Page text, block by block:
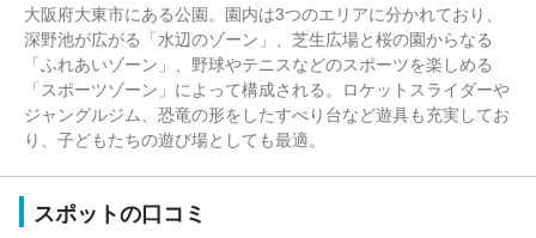
大阪府大東市にある公園。園内は3つのエリアに分かれており、
深野池が広がる「水辺のゾーン」、芝生広場と桜の園からなる
「ふれあいゾーン」、野球やテニスなどのスポーツを楽しめる
「スポーツゾーン」によって構成される。ロケットスライダーや
ジャングルジム、恐竜の形をしたすべり台など遊具も充実してお
り、子どもたちの遊び場としても最適。
スポットの口コミ